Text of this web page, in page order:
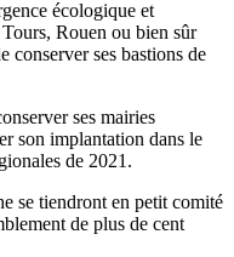
écologique et
Rouen ou bien sûr
conserver ses bastions de
ses mairies
son implantation dans le
de 2021.
se tiendront en petit comité
de plus de cent